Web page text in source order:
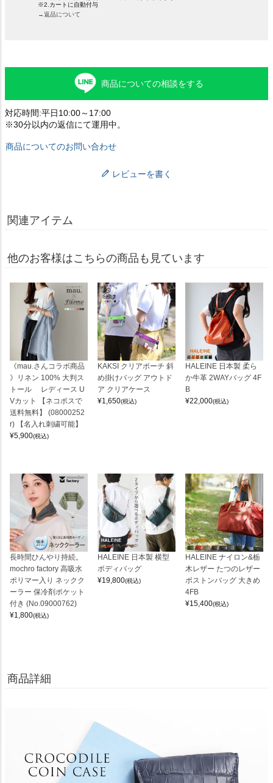
※2.カートに自動付与
→返品について
商品についての相談をする
対応時間:平日10:00～17:00
※30分以内の返信にて運用中。
商品についてのお問い合わせ
レビューを書く
関連アイテム
他のお客様はこちらの商品も見ています
《mau.さんコラボ商品
》リネン 100% 大判ス
トール レディース U
Vカット 【ネコポスで
送料無料】 (08000252
r) 【名入れ刺繍可能】
¥5,900(税込)
KAKSI クリアポーチ 斜
め掛けバッグ アウトド
ア クリアケース
¥1,650(税込)
HALEINE 日本製 柔ら
か牛革 2WAYバッグ 4F
B
¥22,000(税込)
長時間ひんやり持続。
mochro factory 高吸水
ポリマー入り ネックク
ーラー 保冷剤ポケット
付き (No.09000762)
¥1,800(税込)
HALEINE 日本製 横型
ボディバッグ
¥19,800(税込)
HALEINE ナイロン&栃
木レザー たつのレザー
ボストンバッグ 大きめ
4FB
¥15,400(税込)
商品詳細